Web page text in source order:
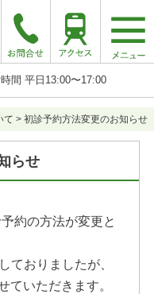
間 平日13:00〜17:00
て > 初診予約方法変更のお知らせ
らせ
約の方法が変更と
ておりましたが、
ていただきます。